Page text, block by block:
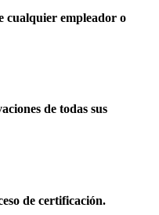
cualquier empleador o
de todas sus
de certificación.